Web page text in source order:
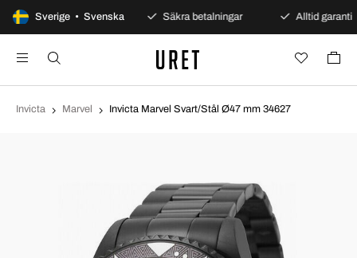
Sverige • Svenska
100 dagars öppet köp Säkra betalningar Alltid garanti
Invicta Marvel Invicta Marvel Svart/Stål Ø47 mm 34627